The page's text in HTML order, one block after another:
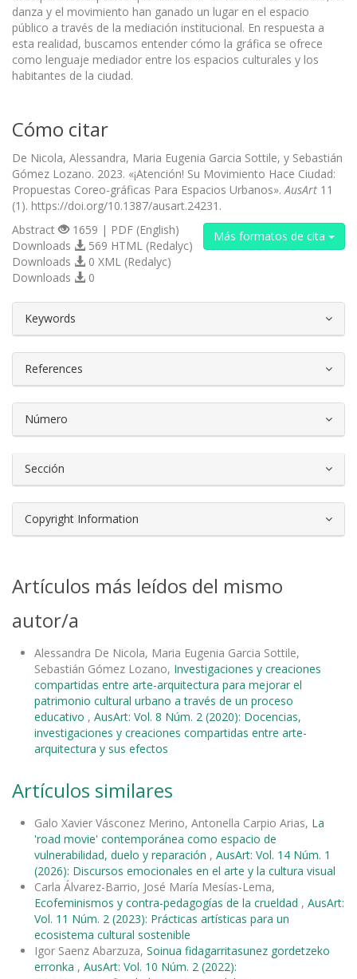
danza y el movimiento han ganado un lugar en el espacio
público a través de la mediación institucional. En respuesta a
esta realidad, buscamos entender cómo la gráfica se ofrece
como lenguaje mediador entre los espacios culturales y los
habitantes de la ciudad.
Cómo citar
De Nicola, Alessandra, Maria Eugenia Garcia Sottile, y Sebastián
Gómez Lozano. 2023. «¡Atención! Su Movimiento Hace Ciudad:
Propuestas Coreo-gráficas Para Espacios Urbanos».AusArt 11
(1). https://doi.org/10.1387/ausart.24231.
Más formatos de cita
Abstract
1659 | PDF (English)
Downloads
569 HTML (Redalyc)
Downloads
0 XML (Redalyc)
Downloads
0
Keywords
References
Número
Sección
Copyright Information
Artículos más leídos del mismo
autor/a
Alessandra De Nicola, Maria Eugenia Garcia Sottile,
Sebastián Gómez Lozano, Investigaciones y creaciones
compartidas entre arte-arquitectura para mejorar el
patrimonio cultural urbano a través de un proceso
educativo , AusArt: Vol. 8 Núm. 2 (2020): Docencias,
investigaciones y creaciones compartidas entre arte-
arquitectura y sus efectos
Artículos similares
Galo Xavier Vásconez Merino, Antonella Carpio Arias, La
'road movie' contemporánea como espacio de
vulnerabilidad, duelo y reparación , AusArt: Vol. 14 Núm. 1
(2026): Discursos emocionales en el arte y la cultura visual
Carla Álvarez-Barrio, José María Mesías-Lema,
Ecofeminismos y contra-pedagogías de la crueldad , AusArt:
Vol. 11 Núm. 2 (2023): Prácticas artísticas para un
ecosistema cultural sostenible
Igor Saenz Abarzuza, Soinua fidagarritasunez gordetzeko
erronka , AusArt: Vol. 10 Núm. 2 (2022):